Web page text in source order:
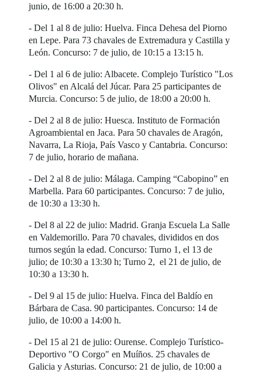
junio, de 16:00 a 20:30 h.
- Del 1 al 8 de julio: Huelva. Finca Dehesa del Piorno
en Lepe. Para 73 chavales de Extremadura y Castilla y
León. Concurso: 7 de julio, de 10:15 a 13:15 h.
- Del 1 al 6 de julio: Albacete. Complejo Turístico "Los
Olivos" en Alcalá del Júcar. Para 25 participantes de
Murcia. Concurso: 5 de julio, de 18:00 a 20:00 h.
- Del 2 al 8 de julio: Huesca. Instituto de Formación
Agroambiental en Jaca. Para 50 chavales de Aragón,
Navarra, La Rioja, País Vasco y Cantabria. Concurso:
7 de julio, horario de mañana.
- Del 2 al 8 de julio: Málaga. Camping “Cabopino” en
Marbella. Para 60 participantes. Concurso: 7 de julio,
de 10:30 a 13:30 h.
- Del 8 al 22 de julio: Madrid. Granja Escuela La Salle
en Valdemorillo. Para 70 chavales, divididos en dos
turnos según la edad. Concurso: Turno 1, el 13 de
julio; de 10:30 a 13:30 h; Turno 2, el 21 de julio, de
10:30 a 13:30 h.
- Del 9 al 15 de julio: Huelva. Finca del Baldío en
Bárbara de Casa. 90 participantes. Concurso: 14 de
julio, de 10:00 a 14:00 h.
- Del 15 al 21 de julio: Ourense. Complejo Turístico-
Deportivo "O Corgo" en Muíños. 25 chavales de
Galicia y Asturias. Concurso: 21 de julio, de 10:00 a